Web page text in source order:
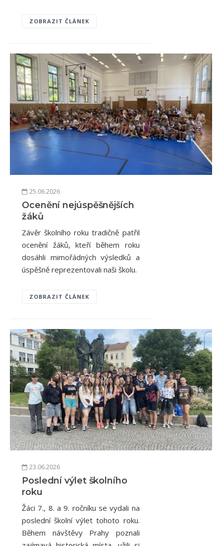
ZOBRAZIT ČLÁNEK
25.06.2026
Ocenění nejúspěšnějších
žáků
Závěr školního roku tradičně patřil
ocenění žáků, kteří během roku
dosáhli mimořádných výsledků a
úspěšně reprezentovali naši školu.
ZOBRAZIT ČLÁNEK
23.06.2026
Poslední výlet školního
roku
Žáci 7., 8. a 9. ročníku se vydali na
poslední školní výlet tohoto roku.
Během návštěvy Prahy poznali